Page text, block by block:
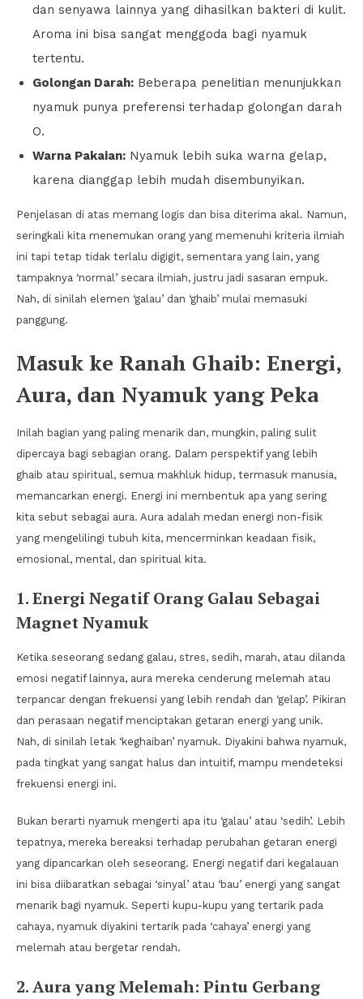
dan senyawa lainnya yang dihasilkan bakteri di kulit.
Aroma ini bisa sangat menggoda bagi nyamuk
tertentu.
Golongan Darah: Beberapa penelitian menunjukkan
nyamuk punya preferensi terhadap golongan darah
O.
Warna Pakaian: Nyamuk lebih suka warna gelap,
karena dianggap lebih mudah disembunyikan.
Penjelasan di atas memang logis dan bisa diterima akal. Namun,
seringkali kita menemukan orang yang memenuhi kriteria ilmiah
ini tapi tetap tidak terlalu digigit, sementara yang lain, yang
tampaknya ‘normal’ secara ilmiah, justru jadi sasaran empuk.
Nah, di sinilah elemen ‘galau’ dan ‘ghaib’ mulai memasuki
panggung.
Masuk ke Ranah Ghaib: Energi,
Aura, dan Nyamuk yang Peka
Inilah bagian yang paling menarik dan, mungkin, paling sulit
dipercaya bagi sebagian orang. Dalam perspektif yang lebih
ghaib atau spiritual, semua makhluk hidup, termasuk manusia,
memancarkan energi. Energi ini membentuk apa yang sering
kita sebut sebagai aura. Aura adalah medan energi non-fisik
yang mengelilingi tubuh kita, mencerminkan keadaan fisik,
emosional, mental, dan spiritual kita.
1. Energi Negatif Orang Galau Sebagai
Magnet Nyamuk
Ketika seseorang sedang galau, stres, sedih, marah, atau dilanda
emosi negatif lainnya, aura mereka cenderung melemah atau
terpancar dengan frekuensi yang lebih rendah dan ‘gelap’. Pikiran
dan perasaan negatif menciptakan getaran energi yang unik.
Nah, di sinilah letak ‘keghaiban’ nyamuk. Diyakini bahwa nyamuk,
pada tingkat yang sangat halus dan intuitif, mampu mendeteksi
frekuensi energi ini.
Bukan berarti nyamuk mengerti apa itu ‘galau’ atau ‘sedih’. Lebih
tepatnya, mereka bereaksi terhadap perubahan getaran energi
yang dipancarkan oleh seseorang. Energi negatif dari kegalauan
ini bisa diibaratkan sebagai ‘sinyal’ atau ‘bau’ energi yang sangat
menarik bagi nyamuk. Seperti kupu-kupu yang tertarik pada
cahaya, nyamuk diyakini tertarik pada ‘cahaya’ energi yang
melemah atau bergetar rendah.
2. Aura yang Melemah: Pintu Gerbang